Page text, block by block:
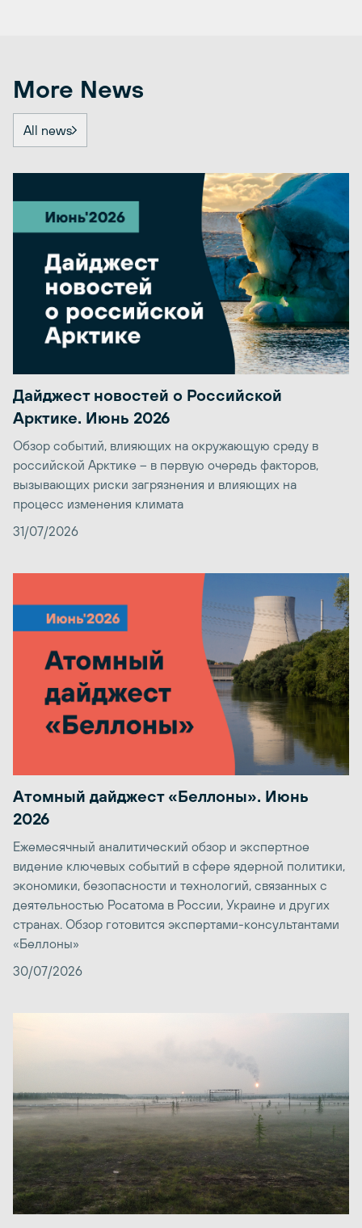
More News
All news
Дайджест новостей о Российской
Арктике. Июнь 2026
Обзор событий, влияющих на окружающую среду в
российской Арктике – в первую очередь факторов,
вызывающих риски загрязнения и влияющих на
процесс изменения климата
31/07/2026
Атомный дайджест «Беллоны». Июнь
2026
Ежемесячный аналитический обзор и экспертное
видение ключевых событий в сфере ядерной политики,
экономики, безопасности и технологий, связанных с
деятельностью Росатома в России, Украине и других
странах. Обзор готовится экспертами-консультантами
«Беллоны»
30/07/2026